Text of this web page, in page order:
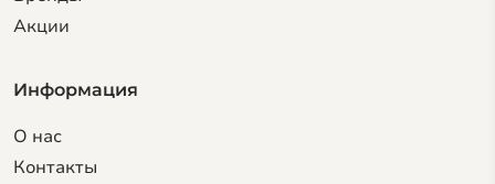
Акции
Информация
О нас
Контакты